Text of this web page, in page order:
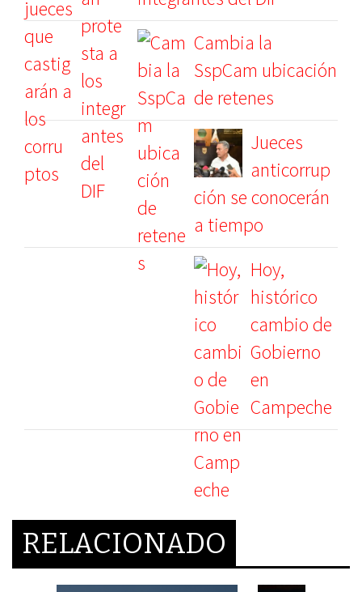
Cambia la
SspCam ubicación
de retenes
Jueces
anticorrup
ción se conocerán
a tiempo
Hoy,
histórico
cambio de
Gobierno
en
Campeche
RELACIONADO